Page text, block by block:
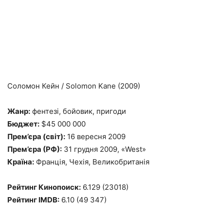
Соломон Кейн / Solomon Kane (2009)
Жанр: фентезі, бойовик, пригоди
Бюджет: $45 000 000
Прем’єра (світ): 16 вересня 2009
Прем’єра (РФ): 31 грудня 2009, «West»
Країна: Франція, Чехія, Великобританія
Рейтинг Кинопоиск: 6.129 (23018)
Рейтинг IMDB: 6.10 (49 347)